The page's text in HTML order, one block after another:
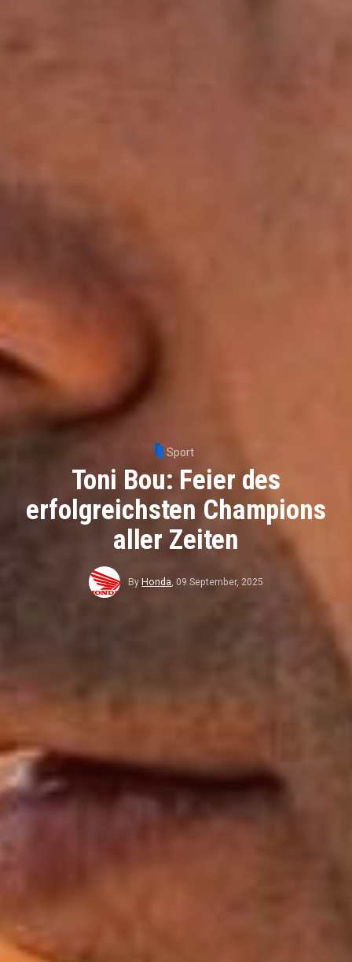
Sport
Toni Bou: Feier des
erfolgreichsten Champions
aller Zeiten
By Honda, 09 September, 2025